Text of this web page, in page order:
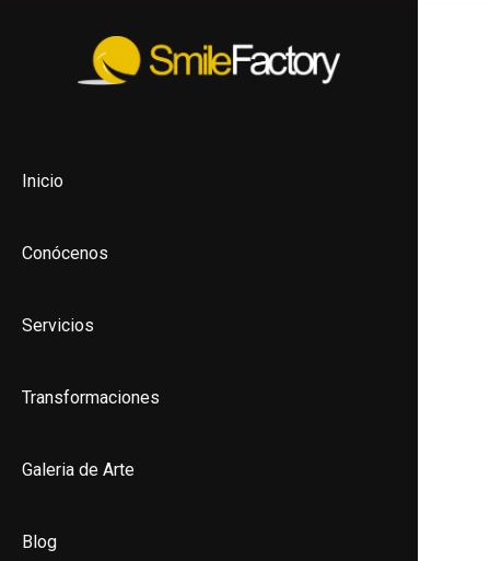
Inicio
Conócenos
Servicios
Transformaciones
Galeria de Arte
Blog